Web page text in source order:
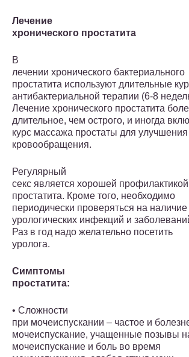
Лечение
хронического простатита
В
лечении хронического бактериального
простатита используют длительные
антибактериальной терапии (6-8
Лечение хронического простатита
длительное, чем острого, и иногда
курс массажа простаты для улучшения
кровообращения.
Регулярный
секс является хорошей профилактикой
простатита. Кроме того, необходимо
периодически проверяться на наличие
урологических инфекций и
Раз в год надо желательно посетить
уролога.
Симптомы
простатита:
• Сложности
при мочеиспускании – частое и
мочеиспускание, учащенные позывы
мочеиспускание и боль во время